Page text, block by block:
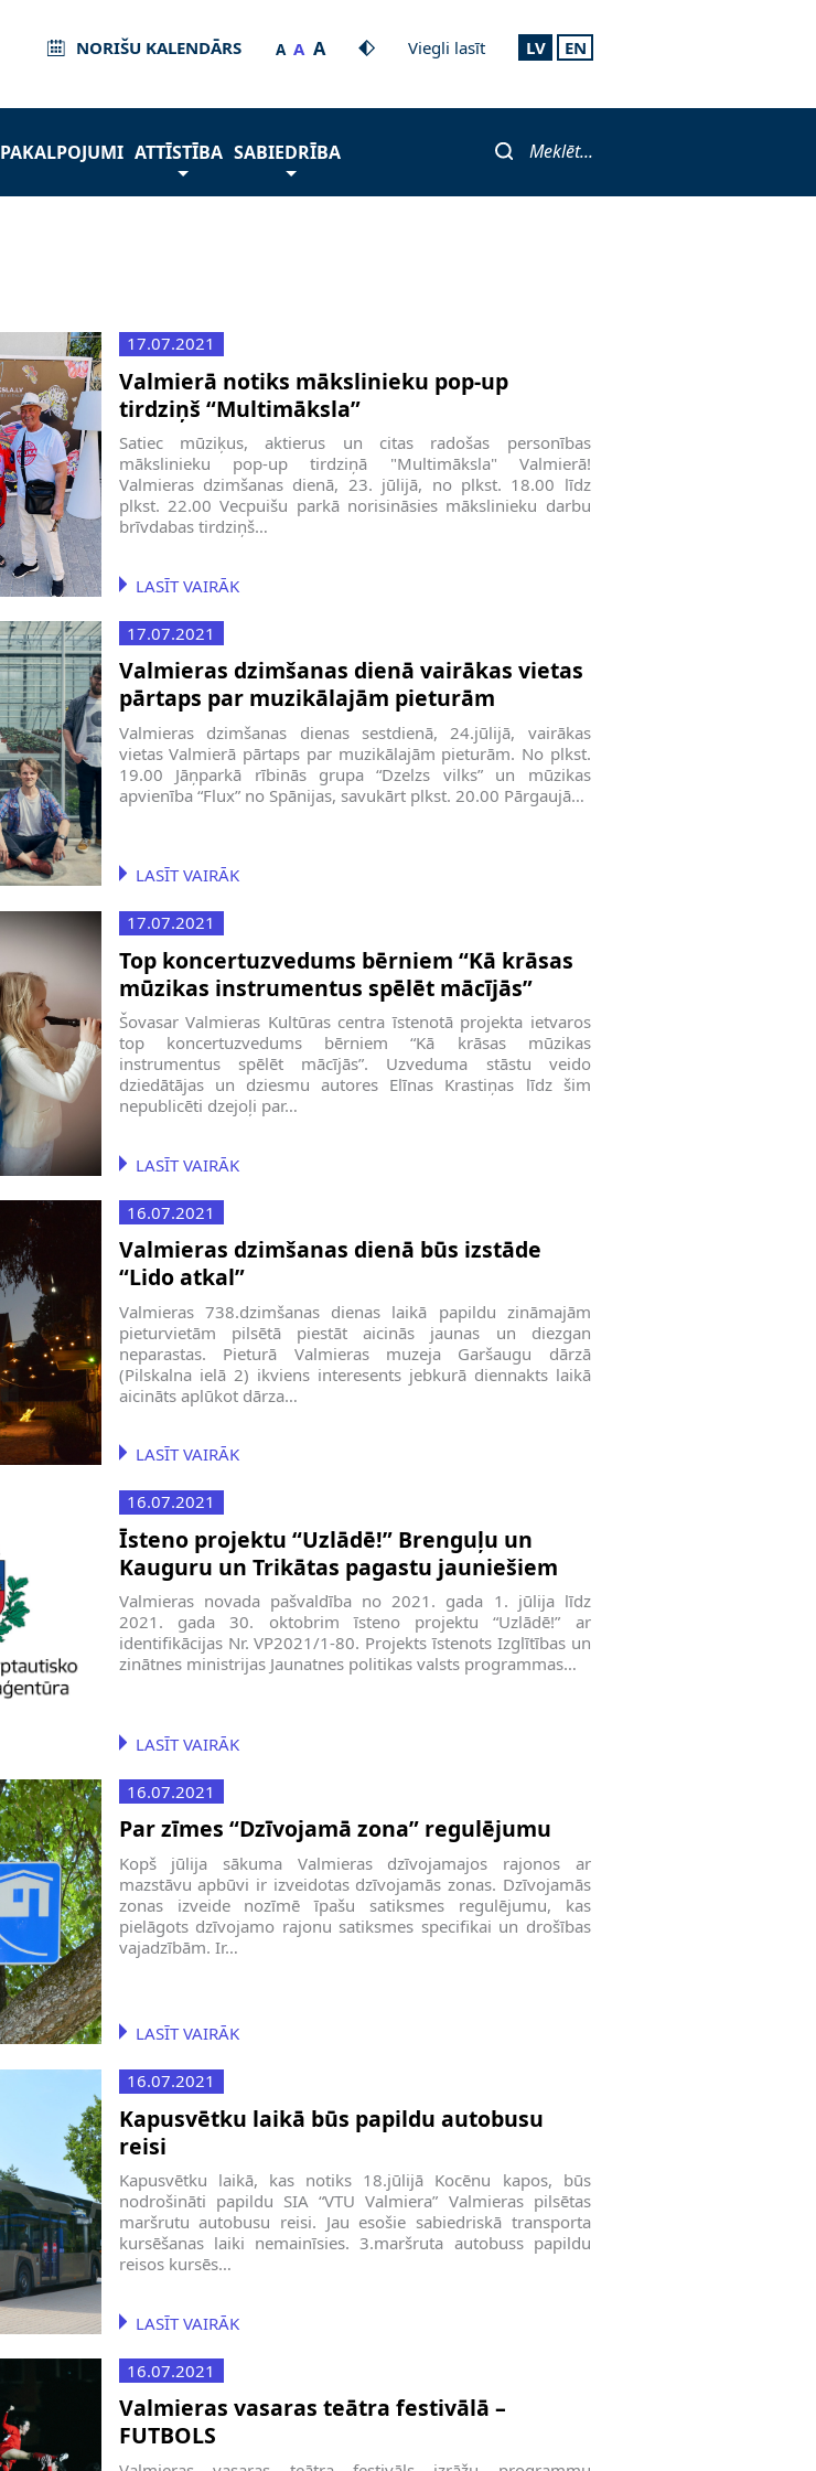
NORIŠU KALENDĀRS A A A Viegli lasīt LV EN
PAKALPOJUMI ATTĪSTĪBA SABIEDRĪBA Meklēt...
17.07.2021
Valmierā notiks mākslinieku pop-up
tirdziņš “Multimāksla”
Satiec mūziķus, aktierus un citas radošas personības
mākslinieku pop-up tirdziņā "Multimāksla" Valmierā!
Valmieras dzimšanas dienā, 23. jūlijā, no plkst. 18.00 līdz
plkst. 22.00 Vecpuišu parkā norisināsies mākslinieku darbu
brīvdabas tirdziņš…
LASĪT VAIRĀK
17.07.2021
Valmieras dzimšanas dienā vairākas vietas
pārtaps par muzikālajām pieturām
Valmieras dzimšanas dienas sestdienā, 24.jūlijā, vairākas
vietas Valmierā pārtaps par muzikālajām pieturām. No plkst.
19.00 Jāņparkā rībinās grupa “Dzelzs vilks” un mūzikas
apvienība “Flux” no Spānijas, savukārt plkst. 20.00 Pārgaujā…
LASĪT VAIRĀK
17.07.2021
Top koncertuzvedums bērniem “Kā krāsas
mūzikas instrumentus spēlēt mācījās”
Šovasar Valmieras Kultūras centra īstenotā projekta ietvaros
top koncertuzvedums bērniem “Kā krāsas mūzikas
instrumentus spēlēt mācījās”. Uzveduma stāstu veido
dziedātājas un dziesmu autores Elīnas Krastiņas līdz šim
nepublicēti dzejoļi par…
LASĪT VAIRĀK
16.07.2021
Valmieras dzimšanas dienā būs izstāde
“Lido atkal”
Valmieras 738.dzimšanas dienas laikā papildu zināmajām
pieturvietām pilsētā piestāt aicinās jaunas un diezgan
neparastas. Pieturā Valmieras muzeja Garšaugu dārzā
(Pilskalna ielā 2) ikviens interesents jebkurā diennakts laikā
aicināts aplūkot dārza…
LASĪT VAIRĀK
16.07.2021
Īsteno projektu “Uzlādē!” Brenguļu un
Kauguru un Trikātas pagastu jauniešiem
Valmieras novada pašvaldība no 2021. gada 1. jūlija līdz
2021. gada 30. oktobrim īsteno projektu “Uzlādē!” ar
identifikācijas Nr. VP2021/1-80. Projekts īstenots Izglītības un
zinātnes ministrijas Jaunatnes politikas valsts programmas…
LASĪT VAIRĀK
16.07.2021
Par zīmes “Dzīvojamā zona” regulējumu
Kopš jūlija sākuma Valmieras dzīvojamajos rajonos ar
mazstāvu apbūvi ir izveidotas dzīvojamās zonas. Dzīvojamās
zonas izveide nozīmē īpašu satiksmes regulējumu, kas
pielāgots dzīvojamo rajonu satiksmes specifikai un drošības
vajadzībām. Ir…
LASĪT VAIRĀK
16.07.2021
Kapusvētku laikā būs papildu autobusu
reisi
Kapusvētku laikā, kas notiks 18.jūlijā Kocēnu kapos, būs
nodrošināti papildu SIA “VTU Valmiera” Valmieras pilsētas
maršrutu autobusu reisi. Jau esošie sabiedriskā transporta
kursēšanas laiki nemainīsies. 3.maršruta autobuss papildu
reisos kursēs…
LASĪT VAIRĀK
16.07.2021
Valmieras vasaras teātra festivālā –
FUTBOLS